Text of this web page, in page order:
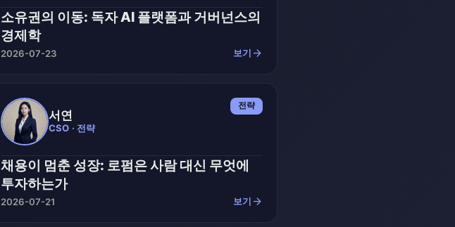
소유권의 이동: 독자 AI 플랫폼과 거버넌스의
경제학
2026-07-23 보기 arrow_forward
서연
CSO · 전략
전략
채용이 멈춘 성장: 로펌은 사람 대신 무엇에
투자하는가
2026-07-21 보기 arrow_forward